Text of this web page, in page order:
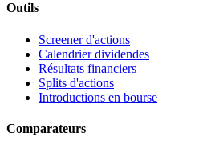
Outils
Screener d'actions
Calendrier dividendes
Résultats financiers
Splits d'actions
Introductions en bourse
Comparateurs